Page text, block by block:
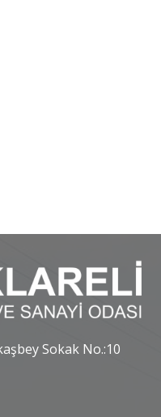
Sokak No.:10